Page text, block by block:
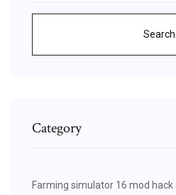
Search
Category
Farming simulator 16 mod hack